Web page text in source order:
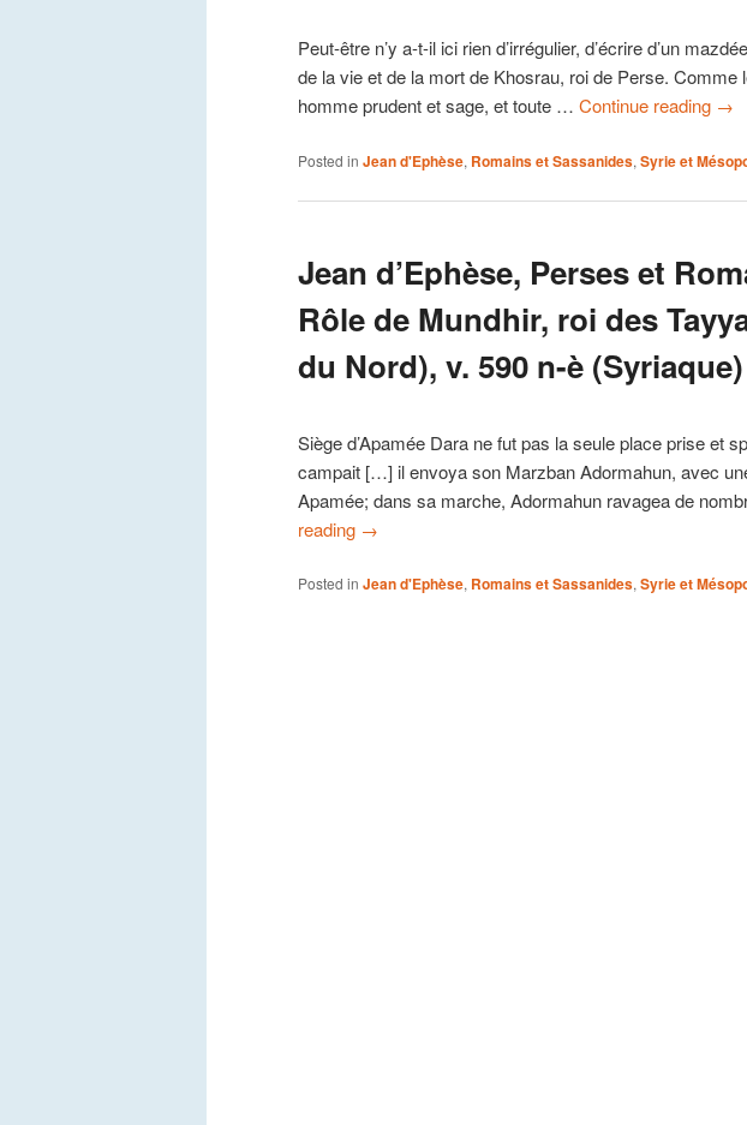
Peut-être n’y a-t-il ici rien d’irrégulier, d’écrire d’un
de la vie et de la mort de Khosrau, roi de Perse. Comme
homme prudent et sage, et toute … Continue reading →
Posted in Jean d'Ephèse, Romains et Sassanides, Syrie et
Jean d’Ephèse, Perses et
Rôle de Mundhir, roi des
du Nord), v. 590 n-è (Syriaque)
Siège d’Apamée Dara ne fut pas la seule place prise et
campait […] il envoya son Marzban Adormahun, avec
Apamée; dans sa marche, Adormahun ravagea de
reading →
Posted in Jean d'Ephèse, Romains et Sassanides, Syrie et